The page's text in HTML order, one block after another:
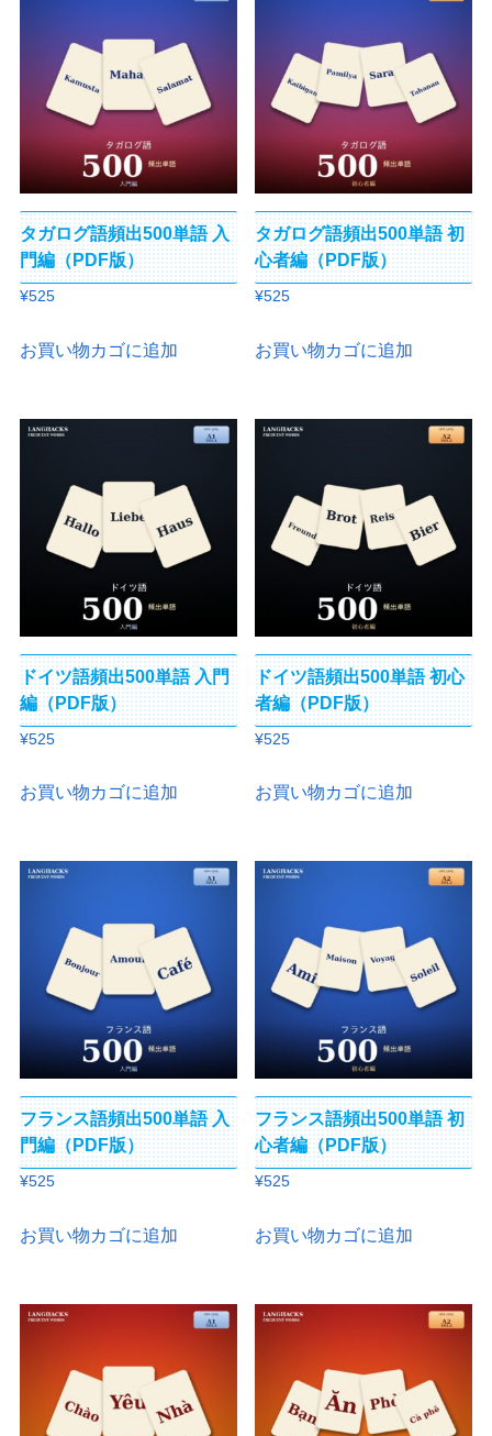
タガログ語頻出500単語 入
門編（PDF版）
¥525
お買い物カゴに追加
タガログ語頻出500単語 初
心者編（PDF版）
¥525
お買い物カゴに追加
ドイツ語頻出500単語 入門
編（PDF版）
¥525
お買い物カゴに追加
ドイツ語頻出500単語 初心
者編（PDF版）
¥525
お買い物カゴに追加
フランス語頻出500単語 入
門編（PDF版）
¥525
お買い物カゴに追加
フランス語頻出500単語 初
心者編（PDF版）
¥525
お買い物カゴに追加